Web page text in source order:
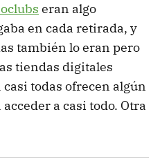
eran algo
en cada retirada, y
también lo eran pero
tiendas digitales
todas ofrecen algún
a casi todo. Otra